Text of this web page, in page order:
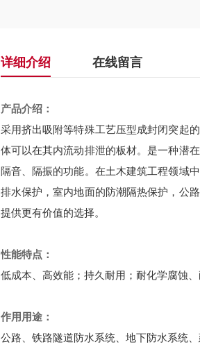
详细介绍 在线留言
产品介绍：
采用挤出吸附等特殊工艺压型成封闭突起
体可以在其内流动排泄的板材。是一种潜
隔音、隔振的功能。在土木建筑工程领域
排水保护，室内地面的防潮隔热保护，公
提供更有价值的选择。
性能特点：
低成本、高效能；持久耐用；耐化学腐蚀
作用用途：
公路、铁路隧道防水系统、地下防水系统